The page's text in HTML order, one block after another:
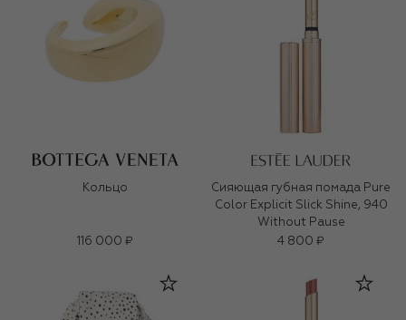
Кольцо
116 000 ₽
Сияющая губная помада Pure
Color Explicit Slick Shine, 940
Without Pause
4 800 ₽